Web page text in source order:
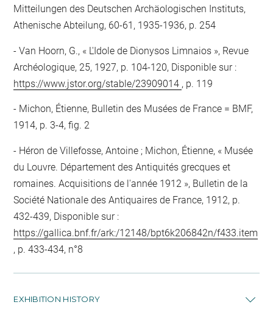
Mitteilungen des Deutschen Archäologischen Instituts,
Athenische Abteilung, 60-61, 1935-1936, p. 254
Van Hoorn, G., « L'Idole de Dionysos Limnaios », Revue
Archéologique, 25, 1927, p. 104-120, Disponible sur :
https://www.jstor.org/stable/23909014 , p. 119
Michon, Étienne, Bulletin des Musées de France = BMF,
1914, p. 3-4, fig. 2
Héron de Villefosse, Antoine ; Michon, Étienne, « Musée
du Louvre. Département des Antiquités grecques et
romaines. Acquisitions de l'année 1912 », Bulletin de la
Société Nationale des Antiquaires de France, 1912, p.
432-439, Disponible sur :
https://gallica.bnf.fr/ark:/12148/bpt6k206842n/f433.item
, p. 433-434, n°8
EXHIBITION HISTORY